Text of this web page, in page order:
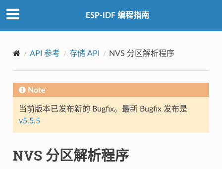
ESP-IDF 编程指南
API 参考 存储 API NVS 分区解析程序
Note
当前版本已发布新的 Bugfix。最新 Bugfix 发布是
v5.5.5
NVS 分区解析程序